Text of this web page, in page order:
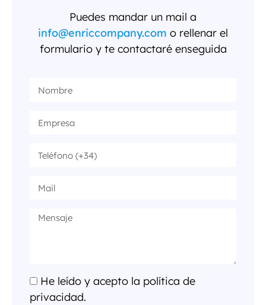
Puedes mandar un mail a
info@enriccompany.com o rellenar el
formulario y te contactaré enseguida
He leído y acepto la política de
privacidad.